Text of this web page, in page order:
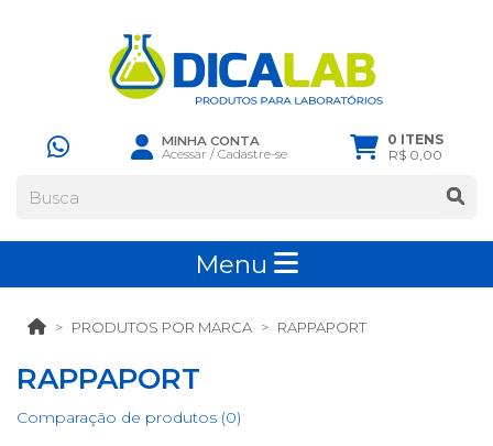
MINHA CONTA
Acessar /Cadastre-se
0 ITENS
R$ 0,00
Menu
PRODUTOS POR MARCA RAPPAPORT
RAPPAPORT
Comparação de produtos (0)